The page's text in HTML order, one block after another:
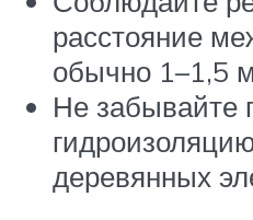
расстояние
обычно 1–1,5
Не забывайте
деревянных